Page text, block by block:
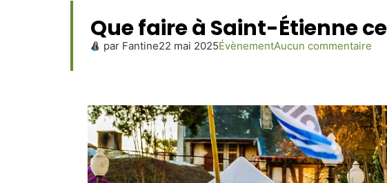
Que faire à Saint-Étienne
par Fantine22 mai 2025ÉvènementAucun commentaire